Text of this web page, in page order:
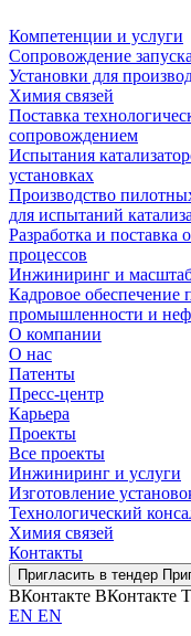
Компетенции и услуги
Сопровождение
Установки для
Химия связей
Поставка
сопровождением
Испытания
установках
Производство
для испытаний
Разработка и поставка
процессов
Инжиниринг и
Кадровое обеспечение
промышленности и
О компании
О нас
Патенты
Пресс-центр
Карьера
Проекты
Все проекты
Инжиниринг и услуги
Изготовление
Технологический
Химия связей
Контакты
Пригласить в тендер
ВКонтакте ВКонтакте
EN EN